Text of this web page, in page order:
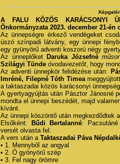
A FALU KÖZÖS KARÁCSONYI
Önkormányzata 2023. december 21-
Az ünnepségre érkező vendégeket
úszó színpadi látvány, egy ünnepi
egy gyünyörű adventi koszorú négy
Az ünneplőket Daruka Józsefné
Szilágyi Tünde óvodavezetőt, hogy
Az adventi ünnepkör felidézése után:
Imréné, Filepné Tóth Timea
a taktaszadai közös karácsonyi
A gyertyagyújtás után Pásztor Jánosné
mondta el ünnepi beszédét, majd
kívánt.
Az ünnepi köszöntő után megkezdődtek
Elsőként:
Bűdi Bertalanné:
versét olvasta fel.
A vers után a Taktaszadai Páva
• 1. Mennyből az angyal
• 2. Ó gyönyörű szép
• 3. Fel nagy örömre